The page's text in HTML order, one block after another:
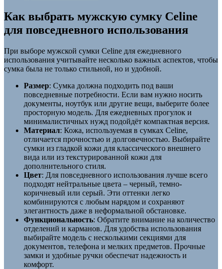
Как выбрать мужскую сумку Celine
для повседневного использования
При выборе мужской сумки Celine для ежедневного
использования учитывайте несколько важных аспектов, чтобы
сумка была не только стильной, но и удобной.
Размер: Сумка должна подходить под ваши
повседневные потребности. Если вам нужно носить
документы, ноутбук или другие вещи, выберите более
просторную модель. Для ежедневных прогулок и
минималистичных нужд подойдёт компактная версия.
Материал: Кожа, используемая в сумках Celine,
отличается прочностью и долговечностью. Выбирайте
сумки из гладкой кожи для классического внешнего
вида или из текстурированной кожи для
дополнительного стиля.
Цвет: Для повседневного использования лучше всего
подходят нейтральные цвета – черный, темно-
коричневый или серый. Эти оттенки легко
комбинируются с любым нарядом и сохраняют
элегантность даже в неформальной обстановке.
Функциональность: Обратите внимание на количество
отделений и карманов. Для удобства использования
выбирайте модель с несколькими секциями для
документов, телефона и мелких предметов. Прочные
замки и удобные ручки обеспечат надежность и
комфорт.